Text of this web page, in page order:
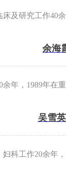
及研究工作40
余海
年，1989年在
吴雪英
科工作20余年